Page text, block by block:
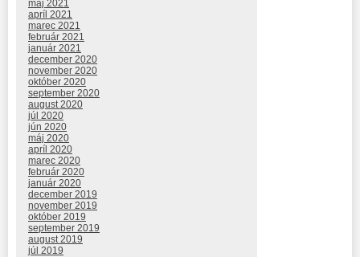
máj 2021
apríl 2021
marec 2021
február 2021
január 2021
december 2020
november 2020
október 2020
september 2020
august 2020
júl 2020
jún 2020
máj 2020
apríl 2020
marec 2020
február 2020
január 2020
december 2019
november 2019
október 2019
september 2019
august 2019
júl 2019